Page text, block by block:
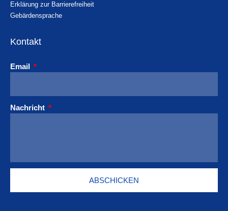
Erklärung zur Barrierefreiheit
Gebärdensprache
Kontakt
Email
Nachricht
ABSCHICKEN